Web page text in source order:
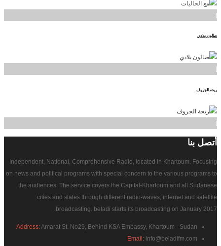
]
صالون بلادي
]
ريحة الجروف
]
أتصل بنا
Independent, National, Comprehensive Radio, located in Khartoum. Focusing
on news and political programs with special concern to the various programs to
the audiences. The service covers the Capital-Khartoum and all Sudanese
cities and states through different radio-waves, internet and satellite
broadcasting. beladi starts its broadcasting on January 2017.
Address:Amarat St. No29, Behind KSA Embassy, Khartoum - Sudan
Email: info@beladifm.com